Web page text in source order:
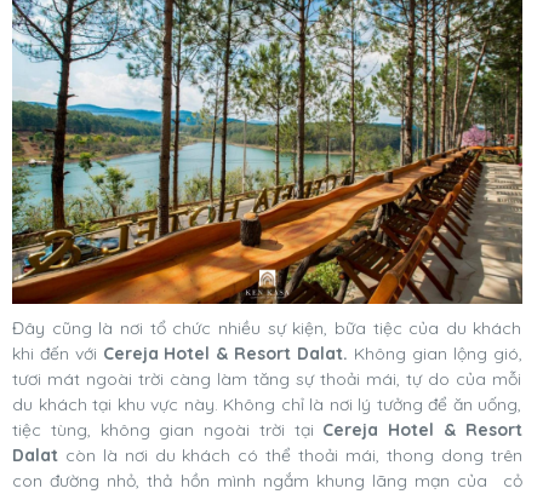
Đây cũng là nơi tổ chức nhiều sự kiện, bữa tiệc của du khách
khi đến với Cereja Hotel & Resort Dalat. Không gian lộng gió,
tươi mát ngoài trời càng làm tăng sự thoải mái, tự do của mỗi
du khách tại khu vực này. Không chỉ là nơi lý tưởng để ăn uống,
tiệc tùng, không gian ngoài trời tại Cereja Hotel & Resort
Dalat còn là nơi du khách có thể thoải mái, thong dong trên
con đường nhỏ, thả hồn mình ngắm khung lãng mạn của cỏ